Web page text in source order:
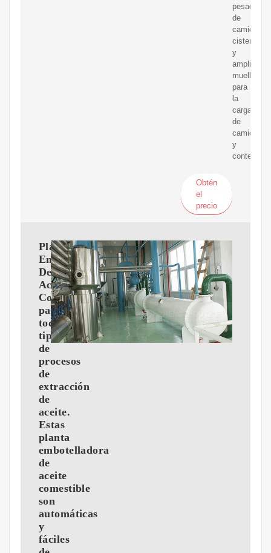
pesada
de
camiones
cisterna
y
amplios
muelles
para
la
carga
de
camiones
y
Obtén
el
precio
Planta
Embotelladora
De
Aceite
Comestible
para
todo
tipo
de
procesos
de
extracción
de
aceite.
Estas
planta
embotelladora
de
aceite
comestible
son
automáticas
y
fáciles